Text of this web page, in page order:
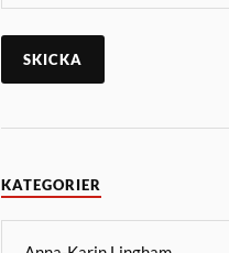
KATEGORIER